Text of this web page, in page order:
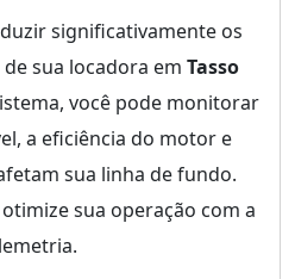
significativamente os
sua locadora em Tasso
você pode monitorar
a eficiência do motor e
sua linha de fundo.
sua operação com a